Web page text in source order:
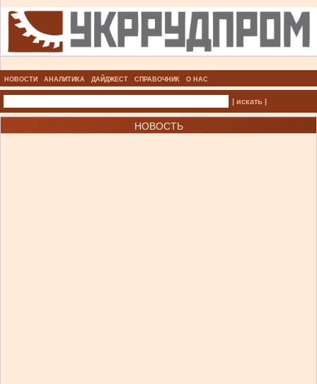
НОВОСТИ АНАЛИТИКА ДАЙДЖЕСТ СПРАВОЧНИК О НАС
| искать |
НОВОСТЬ